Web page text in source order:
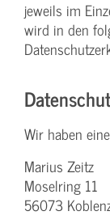
jeweils im
wird in den
Wir haben
Marius Zeitz
Moselring 11
56073